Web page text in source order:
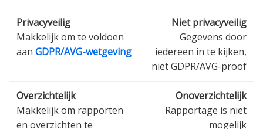
Privacyveilig
Makkelijk om te voldoen
aan GDPR/AVG-wetgeving
Niet privacyveilig
Gegevens door
iedereen in te kijken,
niet GDPR/AVG-proof
Overzichtelijk
Makkelijk om rapporten
en overzichten te
Onoverzichtelijk
Rapportage is niet
mogelijk